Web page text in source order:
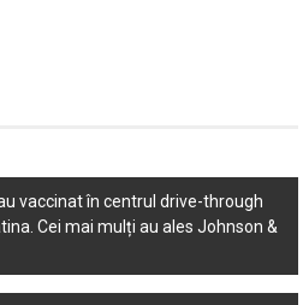
vaccinat în centrul drive-through
Cei mai mulți au ales Johnson &